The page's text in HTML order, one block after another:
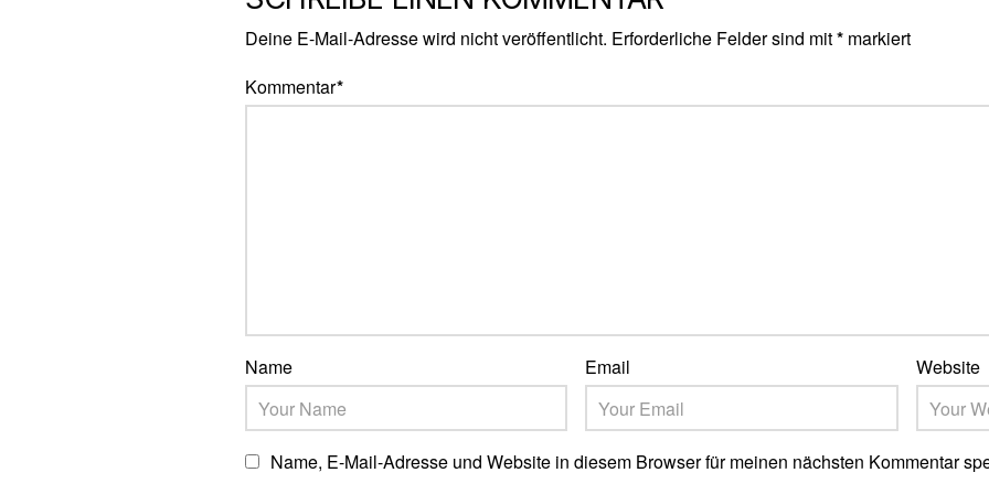
Deine E-Mail-Adresse wird nicht veröffentlicht. Erforderliche Felder sind mit* markiert
Kommentar*
Name Email Website
Name, E-Mail-Adresse und Website in diesem Browser für meinen nächsten Kommentar